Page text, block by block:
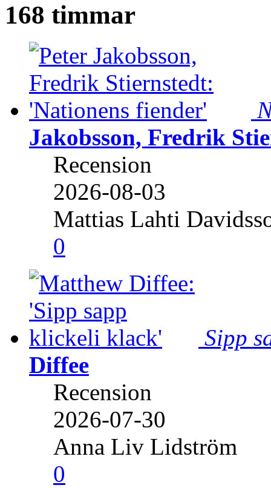
168 timmar
Jakobsson, Fredrik
Recension
2026-08-03
Mattias Lahti
0
Sipp
Diffee
Recension
2026-07-30
Anna Liv Lidström
0